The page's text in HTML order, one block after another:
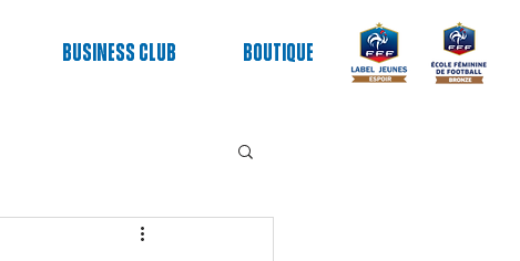
Business club Boutique